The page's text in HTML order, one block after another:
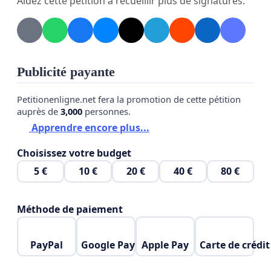
regional de l'élève mais bien du CSSMM
Publicité payante
Petitionenligne.net fera la promotion de cette pétition
auprès de 3,000 personnes.
Apprendre encore plus...
Choisissez votre budget
5 €
10 € 20 € 40 € 80 €
Méthode de paiement
PayPal Google Pay Apple Pay Carte de crédit